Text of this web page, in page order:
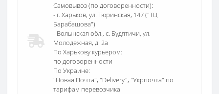
Самовывоз (по договоренности):
- г. Харьков, ул. Тюринская, 147 ("ТЦ
Барабашова")
- Волынская обл., c. Будятичи, ул.
Молодежная, д. 2а
По Харькову курьером:
по договоренности
По Украине:
"Новая Почта", "Delivery", "Укрпочта" по
тарифам перевозчика